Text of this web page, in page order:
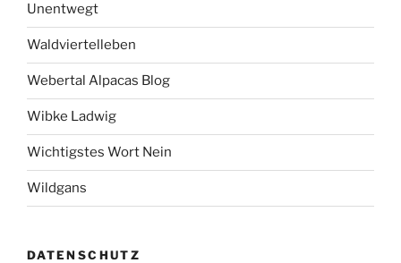
Unentwegt
Waldviertelleben
Webertal Alpacas Blog
Wibke Ladwig
Wichtigstes Wort Nein
Wildgans
DATENSCHUTZ